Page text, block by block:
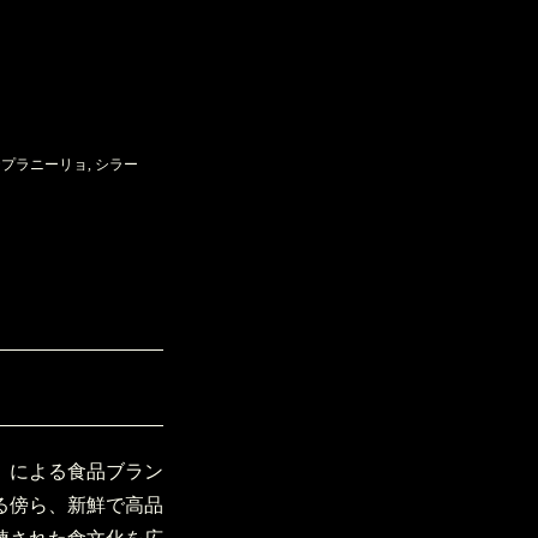
ラニーリョ, シラー
による食品ブラン
傍ら、新鮮で高品